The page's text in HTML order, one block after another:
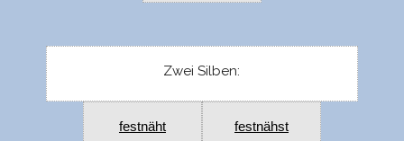
Zwei Silben:
festnäht festnähst